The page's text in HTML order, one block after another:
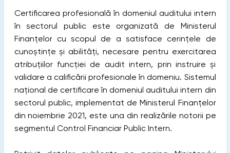
Certificarea profesională în domeniul auditului intern
în sectorul public este organizată de Ministerul
Finanțelor cu scopul de a satisface cerințele de
cunoștințe și abilități, necesare pentru exercitarea
atribuțiilor funcției de audit intern, prin instruire și
validare a calificării profesionale în domeniu. Sistemul
național de certificare în domeniul auditului intern din
sectorul public, implementat de Ministerul Finanțelor
din noiembrie 2021, este una din realizările notorii pe
segmentul Control Financiar Public Intern.